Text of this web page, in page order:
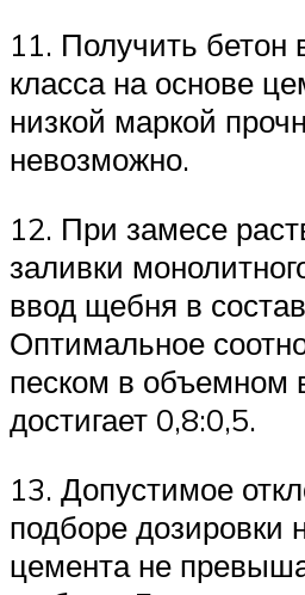
11. Получить бетон
класса на основе
низкой маркой
невозможно.
12. При замесе
заливки
ввод щебня в
Оптимальное
песком в объемном
достигает 0,8:0,5.
13. Допустимое
подборе дозировки
цемента не